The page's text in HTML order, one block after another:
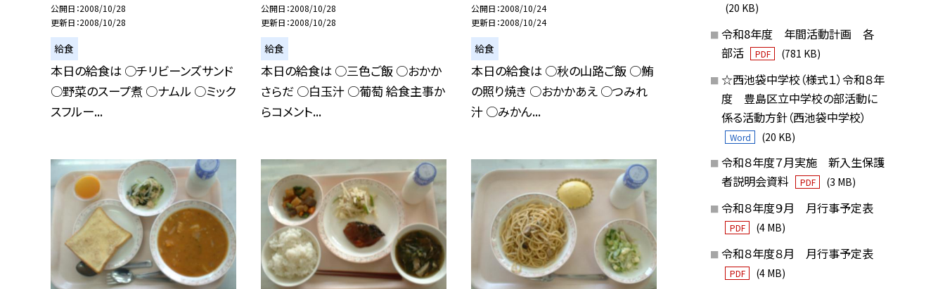
公開日 2008/10/28
更新日 2008/10/28
給食
本日の給食は ○チリビーンズサンド
○野菜のスープ煮 ○ナムル ○ミック
スフルー...
公開日 2008/10/28
更新日 2008/10/28
給食
本日の給食は ○三色ご飯 ○おかか
さらだ ○白玉汁 ○葡萄 給食主事か
らコメント...
公開日 2008/10/24
更新日 2008/10/24
給食
本日の給食は ○秋の山路ご飯 ○鮪
の照り焼き ○おかかあえ ○つみれ
汁 ○みかん...
(20 KB)
令和8年度 年間活動計画 各
部活
PDF (781 KB)
☆西池袋中学校（様式１）令和８年
度 豊島区立中学校の部活動に
係る活動方針（西池袋中学校）
Word (20 KB)
令和８年度７月実施 新入生保護
者説明会資料
PDF (3 MB)
令和８年度９月 月行事予定表
PDF (4 MB)
令和８年度８月 月行事予定表
PDF (4 MB)